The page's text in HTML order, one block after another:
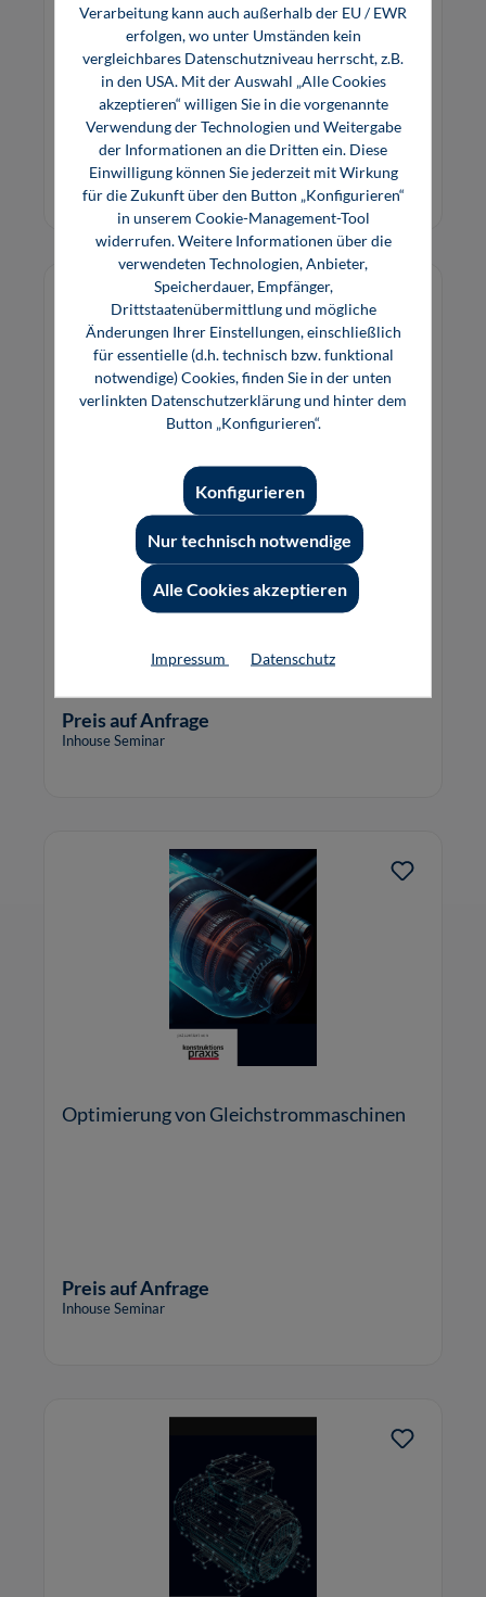
Preis auf Anfrage
Inhouse Seminar
Kompaktwissen elektrischer Maschinen
Preis auf Anfrage
Inhouse Seminar
Optimierung von Gleichstrommaschinen
Preis auf Anfrage
Inhouse Seminar
Verarbeitung kann auch außerhalb der EU / EWR
erfolgen, wo unter Umständen kein
vergleichbares Datenschutzniveau herrscht, z.B.
in den USA. Mit der Auswahl „Alle Cookies
akzeptieren“ willigen Sie in die vorgenannte
Verwendung der Technologien und Weitergabe
der Informationen an die Dritten ein. Diese
Einwilligung können Sie jederzeit mit Wirkung
für die Zukunft über den Button „Konfigurieren“
in unserem Cookie-Management-Tool
widerrufen. Weitere Informationen über die
verwendeten Technologien, Anbieter,
Speicherdauer, Empfänger,
Drittstaatenübermittlung und mögliche
Änderungen Ihrer Einstellungen, einschließlich
für essentielle (d.h. technisch bzw. funktional
notwendige) Cookies, finden Sie in der unten
verlinkten Datenschutzerklärung und hinter dem
Button „Konfigurieren“.
Nur technisch notwendige
Konfigurieren
Alle Cookies akzeptieren
Impressum Datenschutz